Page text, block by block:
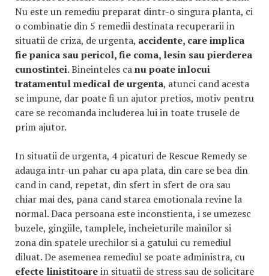
Nu este un remediu preparat dintr-o singura planta, ci
o combinatie din 5 remedii destinata recuperarii in
situatii de criza, de urgenta, accidente, care implica
fie panica sau pericol, fie coma, lesin sau pierderea
cunostintei. Bineinteles canu poate inlocui
tratamentul medical de urgenta, atunci cand acesta
se impune, dar poate fi un ajutor pretios, motiv pentru
care se recomanda includerea lui in toate trusele de
prim ajutor.
In situatii de urgenta, 4 picaturi de Rescue Remedy se
adauga intr-un pahar cu apa plata, din care se bea din
cand in cand, repetat, din sfert in sfert de ora sau
chiar mai des, pana cand starea emotionala revine la
normal. Daca persoana este inconstienta, i se umezesc
buzele, gingiile, tamplele, incheieturile mainilor si
zona din spatele urechilor si a gatului cu remediul
diluat. De asemenea remediul se poate administra, cu
efecte linistitoarein situatii de stress sau de solicitare